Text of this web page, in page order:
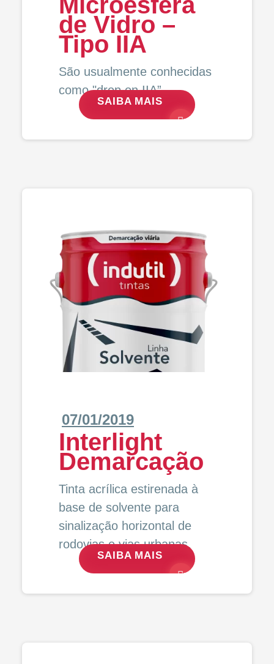
de Vidro –
Tipo IIA
São usualmente conhecidas
como "drop on IIA”.
SAIBA MAIS
07/01/2019
Interlight
Demarcação
Tinta acrílica estirenada à
base de solvente para
sinalização horizontal de
rodovias e vias urbanas.
SAIBA MAIS